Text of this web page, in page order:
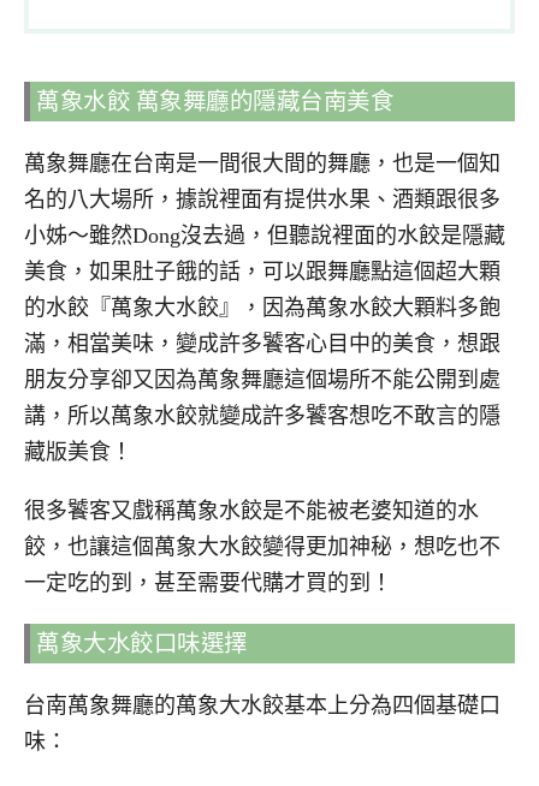
萬象水餃 萬象舞廳的隱藏台南美食
萬象舞廳在台南是一間很大間的舞廳，也是一個知
名的八大場所，據說裡面有提供水果、酒類跟很多
小姊～雖然Dong沒去過，但聽說裡面的水餃是隱藏
美食，如果肚子餓的話，可以跟舞廳點這個超大顆
的水餃『萬象大水餃』，因為萬象水餃大顆料多飽
滿，相當美味，變成許多饕客心目中的美食，想跟
朋友分享卻又因為萬象舞廳這個場所不能公開到處
講，所以萬象水餃就變成許多饕客想吃不敢言的隱
藏版美食！
很多饕客又戲稱萬象水餃是不能被老婆知道的水
餃，也讓這個萬象大水餃變得更加神秘，想吃也不
一定吃的到，甚至需要代購才買的到！
萬象大水餃口味選擇
台南萬象舞廳的萬象大水餃基本上分為四個基礎口
味：